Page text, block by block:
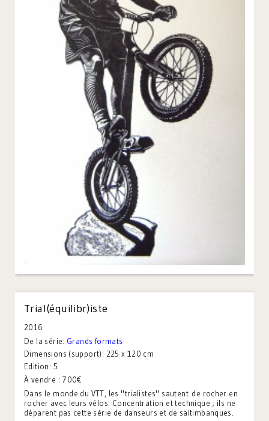
Trial(équilibr)iste
2016
De la série: Grands formats
Dimensions (support): 225 x 120 cm
Edition: 5
À vendre : 700€
Dans le monde du VTT, les "trialistes" sautent de rocher en
rocher avec leurs vélos. Concentration et technique ; ils ne
déparent pas cette série de danseurs et de saltimbanques.